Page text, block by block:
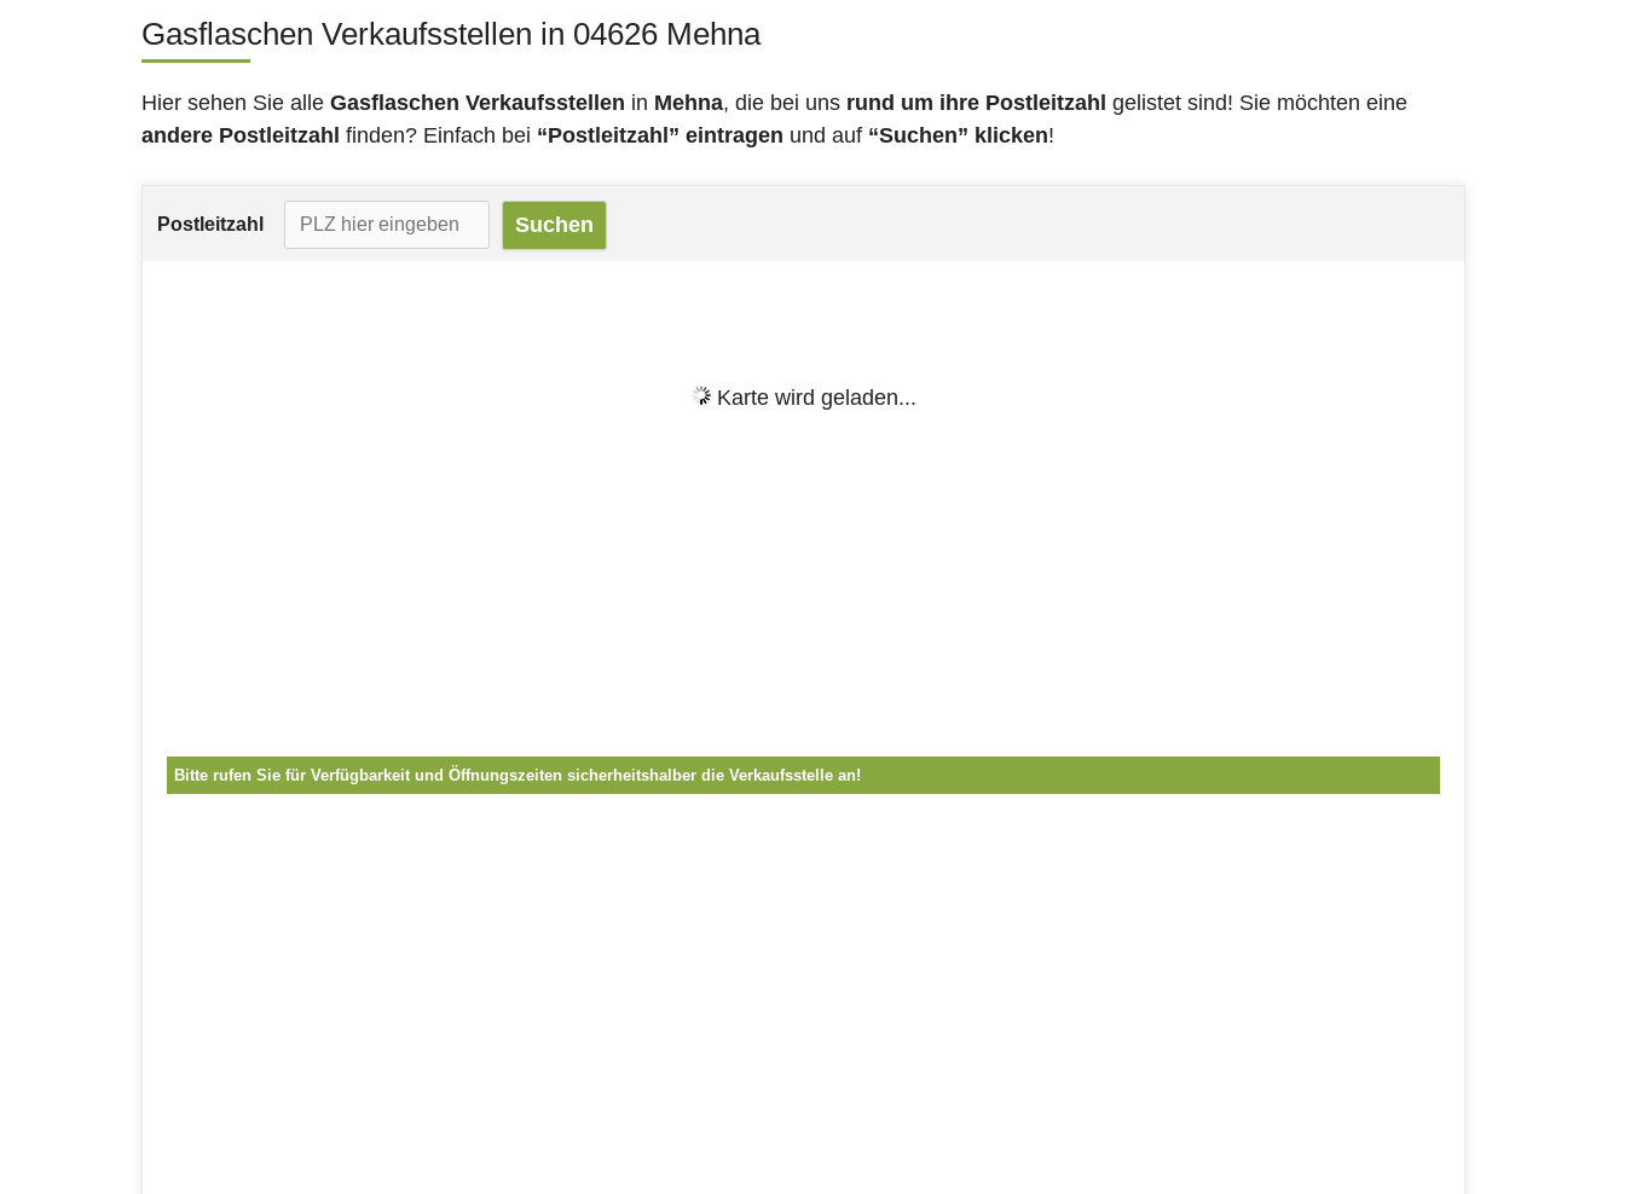
Gasflaschen Verkaufsstellen in 04626 Mehna
Hier sehen Sie alle Gasflaschen Verkaufsstellen in Mehna, die bei uns rund um ihre Postleitzahl gelistet sind! Sie möchten eine
andere Postleitzahl finden? Einfach bei “Postleitzahl” eintragen und auf “Suchen” klicken!
Postleitzahl
Karte wird geladen...
Bitte rufen Sie für Verfügbarkeit und Öffnungszeiten sicherheitshalber die Verkaufsstelle an!